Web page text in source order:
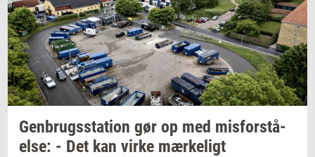
Gen­brugs­sta­tion gør op med mis­for­stå­
el­se: - Det kan virke mær­ke­ligt